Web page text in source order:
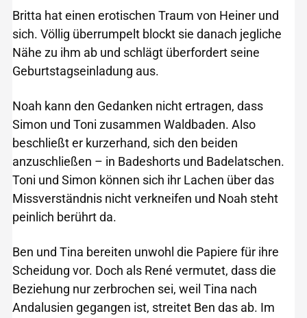
Britta hat einen erotischen Traum von Heiner und
sich. Völlig überrumpelt blockt sie danach jegliche
Nähe zu ihm ab und schlägt überfordert seine
Geburtstagseinladung aus.
Noah kann den Gedanken nicht ertragen, dass
Simon und Toni zusammen Waldbaden. Also
beschließt er kurzerhand, sich den beiden
anzuschließen – in Badeshorts und Badelatschen.
Toni und Simon können sich ihr Lachen über das
Missverständnis nicht verkneifen und Noah steht
peinlich berührt da.
Ben und Tina bereiten unwohl die Papiere für ihre
Scheidung vor. Doch als René vermutet, dass die
Beziehung nur zerbrochen sei, weil Tina nach
Andalusien gegangen ist, streitet Ben das ab. Im